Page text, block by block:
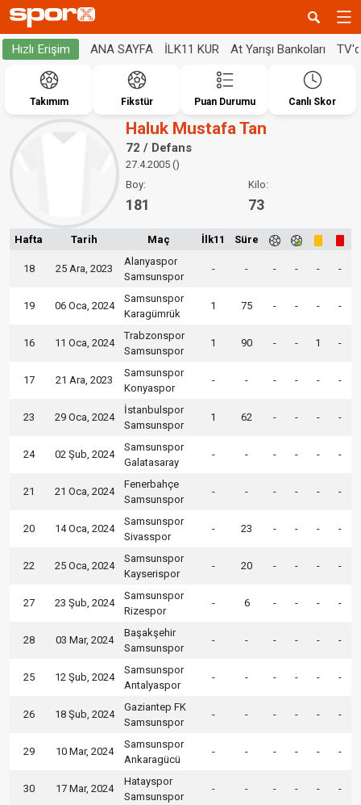
Hızlı Erişim ANA SAYFA İLK11 KUR At Yarışı Bankoları
Takımım Fikstür Puan Durumu Canlı Skor
Haluk Mustafa Tan
72 / Defans
27.4.2005 ()
Boy:
181
Kilo:
73
Hafta Tarih Maç İlk11 Süre
18 25 Ara, 2023
Alanyaspor
Samsunspor
- - - - - -
19 06 Oca, 2024
Samsunspor
Karagümrük
1 75 - - - -
16 11 Oca, 2024
Trabzonspor
Samsunspor
1 90 - - 1 -
17 21 Ara, 2023
Samsunspor
Konyaspor
- - - - - -
23 29 Oca, 2024
İstanbulspor
Samsunspor
1 62 - - - -
24 02 Şub, 2024
Samsunspor
Galatasaray
- - - - - -
21 21 Oca, 2024
Fenerbahçe
Samsunspor
- - - - - -
20 14 Oca, 2024
Samsunspor
Sivasspor
- 23 - - - -
22 25 Oca, 2024
Samsunspor
Kayserispor
- 20 - - - -
27 23 Şub, 2024
Samsunspor
Rizespor
- 6 - - - -
28 03 Mar, 2024
Başakşehir
Samsunspor
- - - - - -
25 12 Şub, 2024
Samsunspor
Antalyaspor
- - - - - -
26 18 Şub, 2024
Gaziantep FK
Samsunspor
- - - - - -
29 10 Mar, 2024
Samsunspor
Ankaragücü
- - - - - -
30 17 Mar, 2024
Hatayspor
Samsunspor
- - - - - -